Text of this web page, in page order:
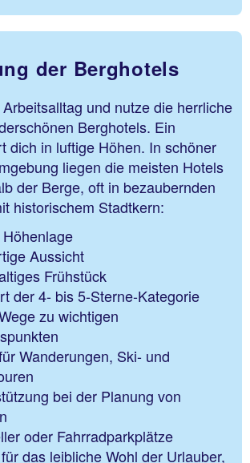
der Berghotels
und nutze die herrliche
Berghotels. Ein
dich in luftige Höhen. In schöner
liegen die meisten Hotels
der Berge, oft in bezaubernden
historischem Stadtkern:
Aussicht
Frühstück
der 4- bis 5-Sterne-Kategorie
zu wichtigen
Wanderungen, Ski- und
bei der Planung von
oder Fahrradparkplätze
das leibliche Wohl der Urlauber,